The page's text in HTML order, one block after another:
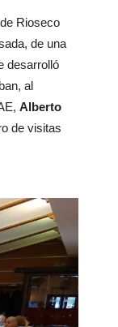
Rioseco
de una
desarrolló
al
Alberto
de visitas